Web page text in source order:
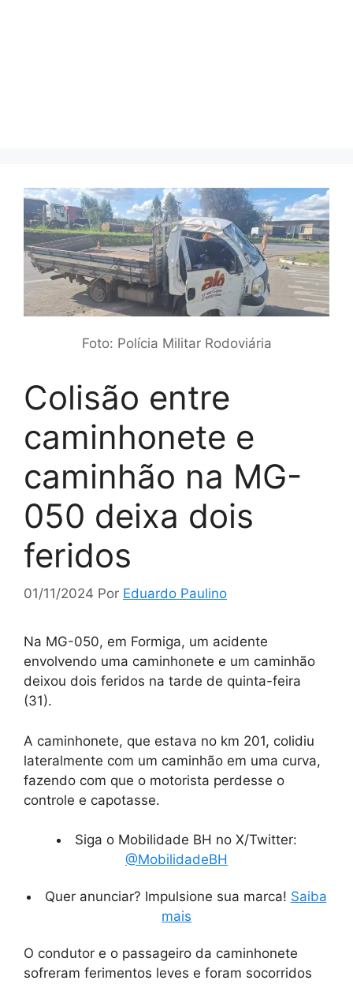
Foto: Polícia Militar Rodoviária
Colisão entre
caminhonete e
caminhão na MG-
050 deixa dois
feridos
01/11/2024 Por Eduardo Paulino
Na MG-050, em Formiga, um acidente
envolvendo uma caminhonete e um caminhão
deixou dois feridos na tarde de quinta-feira
(31).
A caminhonete, que estava no km 201, colidiu
lateralmente com um caminhão em uma curva,
fazendo com que o motorista perdesse o
controle e capotasse.
Siga o Mobilidade BH no X/Twitter:
@MobilidadeBH
Quer anunciar? Impulsione sua marca! Saiba
mais
O condutor e o passageiro da caminhonete
sofreram ferimentos leves e foram socorridos